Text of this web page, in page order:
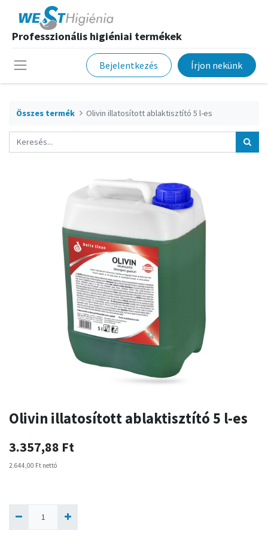
Professzionális higiéniai termékek
Bejelentkezés Írjon nekünk
Összes termék Olivin illatosított ablaktisztító 5 l-es
Olivin illatosított ablaktisztító 5 l-es
3.357,88 Ft
2.644,00 Ft nettó